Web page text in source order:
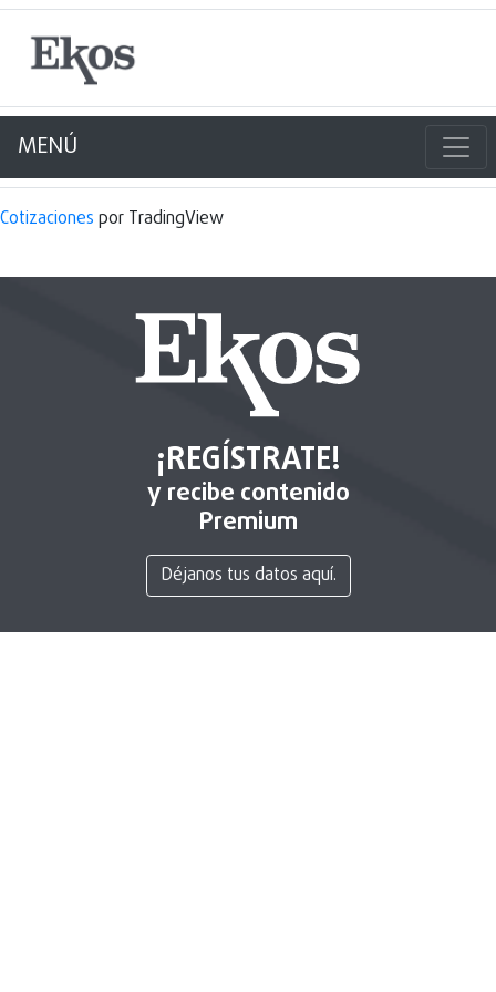
MENÚ
Cotizaciones por TradingView
¡REGÍSTRATE!
y recibe contenido
Premium
Déjanos tus datos aquí.